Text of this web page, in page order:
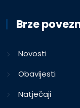
Brze
Novosti
Obavijesti
Natječaji